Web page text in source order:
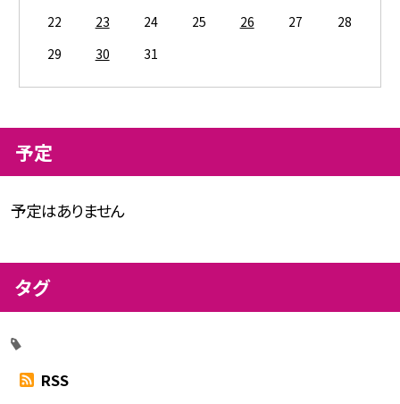
22
23 24 25 26 27
28
29
30 31
予定
予定はありません
タグ
RSS